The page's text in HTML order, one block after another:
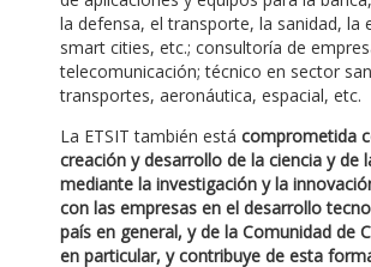
la defensa, el transporte, la sanidad, la
smart cities, etc.; consultoría de
telecomunicación; técnico en sector
transportes, aeronáutica, espacial, etc.
La ETSIT también está comprometida
creación y desarrollo de la ciencia y de
mediante la investigación y la
con las empresas en el desarrollo
país en general, y de la Comunidad de
en particular, y contribuye de esta